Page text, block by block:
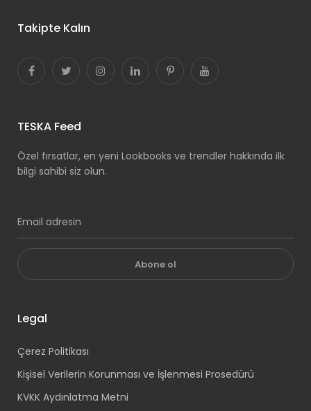
Takipte Kalın
TESKA Feed
Özel fırsatlar, en yeni Lookbooks ve trendler hakkında ilk
bilgi sahibi siz olun.
Abone ol
Legal
Çerez Politikası
Kişisel Verilerin Korunması ve İşlenmesi Prosedürü
KVKK Aydınlatma Metni